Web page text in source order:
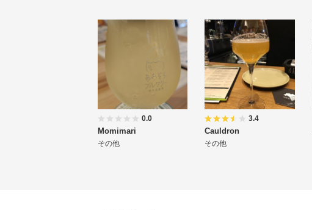
0.0
Momimari
その他
3.4
Cauldron
その他